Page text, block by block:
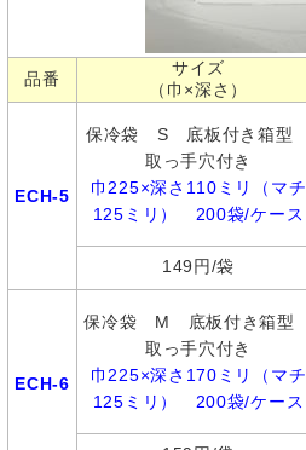
品番
サイズ
（巾×深さ）
ECH-5
保冷袋 S 底板付き箱型
取っ手穴付き
巾225×深さ110ミリ（マチ
125ミリ） 200袋/ケース
149円/袋
ECH-6
保冷袋 M 底板付き箱型
取っ手穴付き
巾225×深さ170ミリ（マチ
125ミリ） 200袋/ケース